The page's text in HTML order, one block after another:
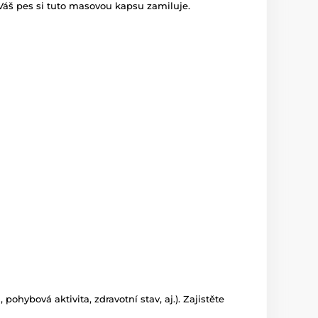
pes si tuto masovou kapsu zamiluje.
aktivita, zdravotní stav, aj.). Zajistěte